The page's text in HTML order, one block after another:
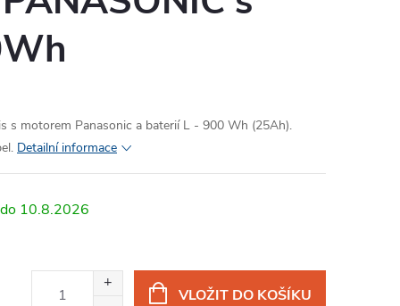
s motorem Panasonic a baterií L - 900 Wh (25Ah).
Detailní informace
10.8.2026
VLOŽIT DO KOŠÍKU